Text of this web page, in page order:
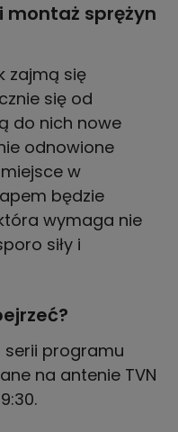
montaż sprężyn
zajmą się
się od
do nich nowe
odnowione
w
będzie
wymaga nie
siły i
serii programu
na antenie TVN